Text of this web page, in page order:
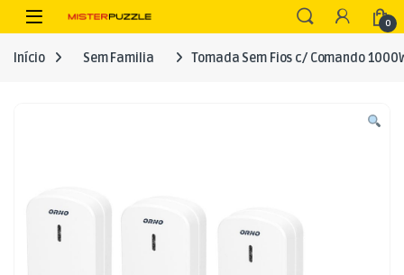
Skip to navigation
Skip to content
Open 0
Início Sem Familia Tomada Sem Fios c/ Comando